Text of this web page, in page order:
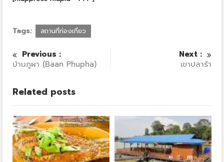
Tags: สถานที่ท่องเที่ยว
Previous :
บ้านภูผา (Baan Phupha)
Next :
เขาปลาร้า
Related posts